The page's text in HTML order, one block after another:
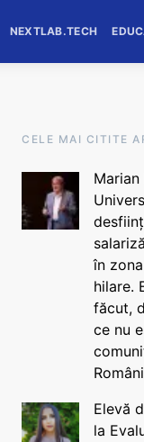
NEXTLAB.TECH
CELE MAI CITITE
în
hilare.
făcut,
ce nu
Elevă
la